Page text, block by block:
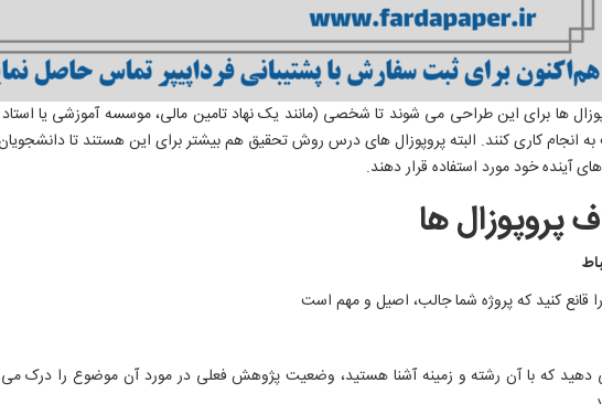
ها برای این طراحی می شوند تا شخصی (مانند یک نهاد تامین مالی، موسسه آموزشی یا استاد
به انجام کاری کنند. البته پروپوزال های درس روش تحقیق هم بیشتر برای این هستند تا دانشجویان
آینده خود مورد استفاده قرار دهند.
پروپوزال ها
قانع کنید که پروژه شما جالب، اصیل و مهم است
که با آن رشته و زمینه آشنا هستید، وضعیت پژوهش فعلی در مورد آن موضوع را درک می